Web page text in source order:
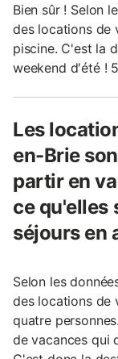
Bien sûr ! Selon
des locations de
piscine. C'est la
weekend d'été !
Les
en-Brie
partir en
ce qu'elles
séjours en
Selon les
des locations de
quatre
de vacances qui